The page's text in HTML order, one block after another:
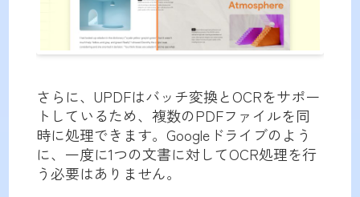
さらに、UPDFはバッチ変換とOCRをサポー
トしているため、複数のPDFファイルを同
時に処理できます。Googleドライブのよう
に、一度に1つの文書に対してOCR処理を行
う必要はありません。